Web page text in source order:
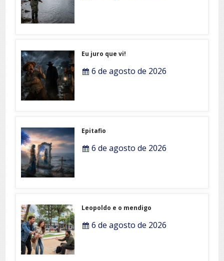
Eu juro que vi!
6 de agosto de 2026
Epitafio
6 de agosto de 2026
Leopoldo e o mendigo
6 de agosto de 2026